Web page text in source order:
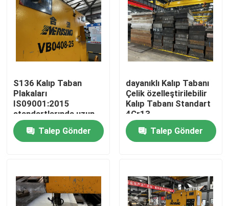
Hakkımızda
Fabrika turu
Teklif isteği
Plastik Kalıp Tabanı
Özel Kalıp Tabanları
S136 Kalıp Taban
Plakaları
IS09001:2015
standartlarında uzun
kullanım ömrü
Talep Gönder
dayanıklı Kalıp Tabanı
Çelik özelleştirilebilir
Kalıp Tabanı Standart
4Cr13
Talep Gönder